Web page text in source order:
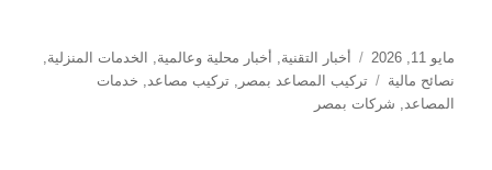
نُشرت
في
مايو 11, 2026 التصنيفات
أخبار التقنية, أخبار محلية وعالمية, الخدمات المنزلية,
نصائح مالية
الوسوم
تركيب المصاعد بمصر ,تركيب مصاعد, خدمات
المصاعد, شركات بمصر